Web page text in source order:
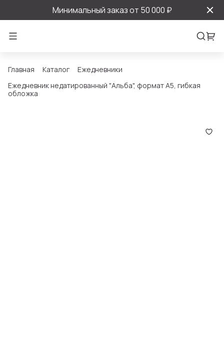
Минимальный заказ от 50 000 ₽
Главная Каталог
Ежедневники
Ежедневник недатированный "Альба", формат А5, гибкая
обложка